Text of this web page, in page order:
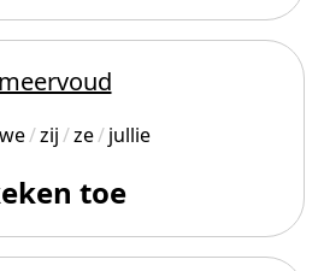
meervoud
we zij ze jullie
toe